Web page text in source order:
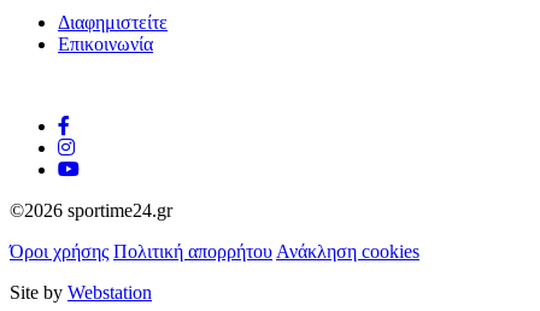
Διαφημιστείτε
Επικοινωνία
©2026 sportime24.gr
Όροι χρήσης Πολιτική απορρήτου Ανάκληση cookies
Site by Webstation